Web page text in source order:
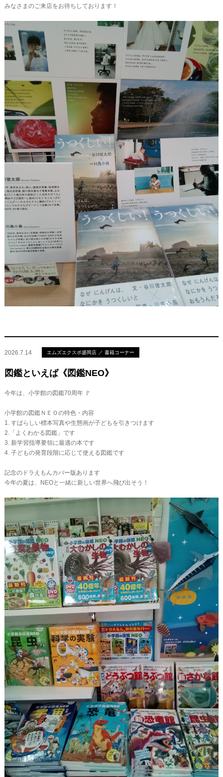
みなさまのご来店をお待ちしております！
2026.7.14 エムズエクスポ盛岡店 ／ 書籍コーナー
図鑑といえば《図鑑NEO》
今年は、小学館の図鑑70周年 🚩
小学館の図鑑ＮＥＯの特色・内容
1. すばらしい標本写真や生態画が子どもを引きつけます
2.「よくわかる図鑑」です
3. 新学習指導要領に最適の本です
4. 子どもの発育段階に応じて使える図鑑です
記念のドラえもんカバー版あります
今年の夏は、NEOと一緒に新しい世界へ飛び出そう！